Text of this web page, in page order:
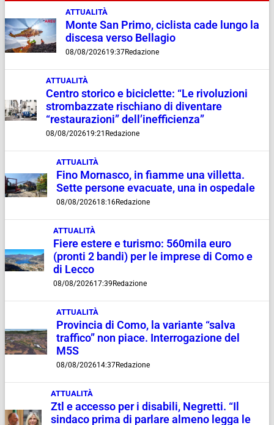
ATTUALITÀ
Monte San Primo, ciclista cade lungo la
discesa verso Bellagio
08/08/202619:37Redazione
ATTUALITÀ
Centro storico e biciclette: “Le rivoluzioni
strombazzate rischiano di diventare
“restaurazioni” dell’inefficienza”
08/08/202619:21 Redazione
ATTUALITÀ
Fino Mornasco, in fiamme una villetta.
Sette persone evacuate, una in ospedale
08/08/202618:16Redazione
ATTUALITÀ
Fiere estere e turismo: 560mila euro
(pronti 2 bandi) per le imprese di Como e
di Lecco
08/08/202617:39 Redazione
ATTUALITÀ
Provincia di Como, la variante “salva
traffico” non piace. Interrogazione del
M5S
08/08/202614:37Redazione
ATTUALITÀ
Ztl e accesso per i disabili, Negretti. “Il
sindaco prima di parlare almeno legga le